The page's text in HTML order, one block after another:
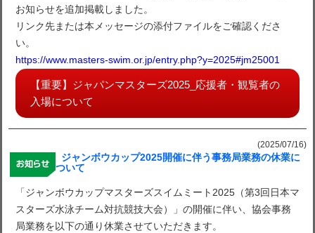
お知らせを追加掲載しました。
リンク先または本メッセージの添付ファイルをご確認くださ
い。
https://www.masters-swim.or.jp/entry.php?y=2025#jm25001
【重要】ジャパンマスターズ2025_応援者・観覧者の
入場について
(2025/07/16)
ジャンボウカップ2025開催に伴う事務局業務の休業に
ついて
「ジャンボウカップマスターズスイムミート2025（第3回日本マ
スターズ水泳チーム対抗競技大会）」の開催に伴い、協会事務
局業務を以下の通り休業させていただきます。